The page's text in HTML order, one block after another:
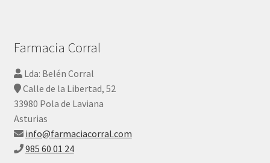
Farmacia Corral
Lda: Belén Corral
Calle de la Libertad, 52
33980 Pola de Laviana
Asturias
info@farmaciacorral.com
985 60 01 24